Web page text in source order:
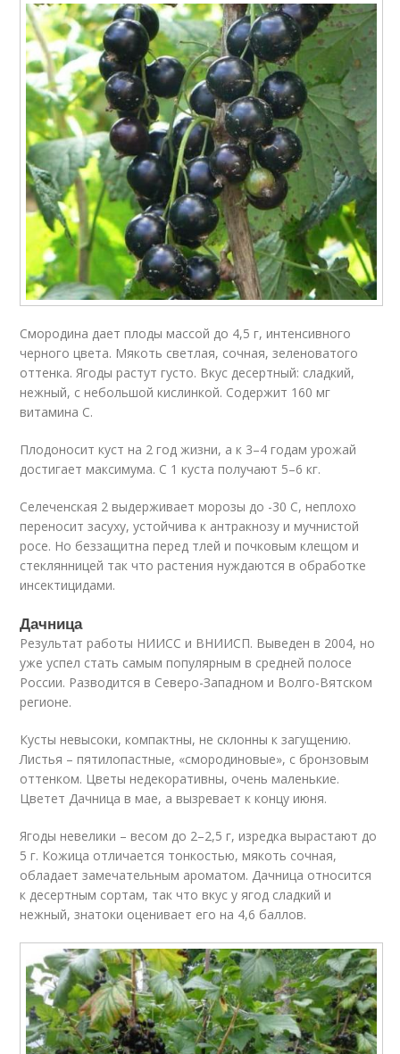
Смородина дает плоды массой до 4,5 г, интенсивного
черного цвета. Мякоть светлая, сочная, зеленоватого
оттенка. Ягоды растут густо. Вкус десертный: сладкий,
нежный, с небольшой кислинкой. Содержит 160 мг
витамина C.
Плодоносит куст на 2 год жизни, а к 3–4 годам урожай
достигает максимума. С 1 куста получают 5–6 кг.
Селеченская 2 выдерживает морозы до -30 С, неплохо
переносит засуху, устойчива к антракнозу и мучнистой
росе. Но беззащитна перед тлей и почковым клещом и
стеклянницей так что растения нуждаются в обработке
инсектицидами.
Дачница
Результат работы НИИСС и ВНИИСП. Выведен в 2004, но
уже успел стать самым популярным в средней полосе
России. Разводится в Северо-Западном и Волго-Вятском
регионе.
Кусты невысоки, компактны, не склонны к загущению.
Листья – пятилопастные, «смородиновые», с бронзовым
оттенком. Цветы недекоративны, очень маленькие.
Цветет Дачница в мае, а вызревает к концу июня.
Ягоды невелики – весом до 2–2,5 г, изредка вырастают до
5 г. Кожица отличается тонкостью, мякоть сочная,
обладает замечательным ароматом. Дачница относится
к десертным сортам, так что вкус у ягод сладкий и
нежный, знатоки оценивает его на 4,6 баллов.